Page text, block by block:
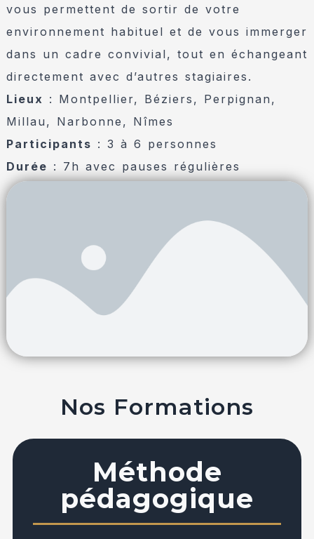
vous permettent de sortir de votre
environnement habituel et de vous immerger
dans un cadre convivial, tout en échangeant
directement avec d’autres stagiaires.
Lieux : Montpellier, Béziers, Perpignan,
Millau, Narbonne, Nîmes
Participants : 3 à 6 personnes
Durée : 7h avec pauses régulières
Méthode
pédagogique
Nos Formations